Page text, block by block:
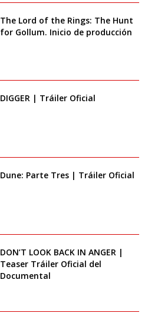
The Lord of the Rings: The Hunt
for Gollum. Inicio de producción
DIGGER | Tráiler Oficial
Dune: Parte Tres | Tráiler Oficial
DON’T LOOK BACK IN ANGER |
Teaser Tráiler Oficial del
Documental